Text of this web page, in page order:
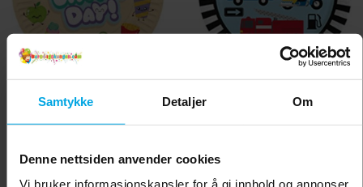
Samtykke Detaljer Om
Denne nettsiden anvender cookies
Vi bruker informasjonskapsler for å gi innhold og annonser